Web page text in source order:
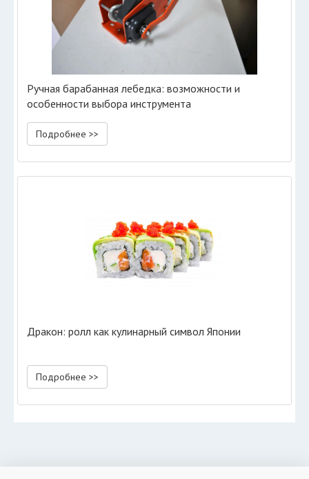
Ручная барабанная лебедка: возможности и
особенности выбора инструмента
Подробнее >>
Дракон: ролл как кулинарный символ Японии
Подробнее >>